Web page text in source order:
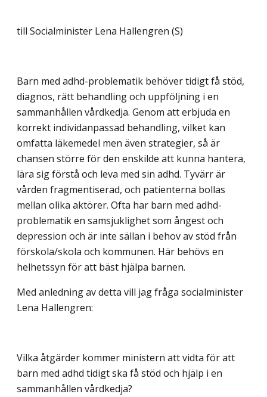
till Socialminister Lena Hallengren (S)
Barn med adhd-problematik behöver tidigt få stöd,
diagnos, rätt behandling och uppföljning i en
sammanhållen vårdkedja. Genom att erbjuda en
korrekt individanpassad behandling, vilket kan
omfatta läkemedel men även strategier, så är
chansen större för den enskilde att kunna hantera,
lära sig förstå och leva med sin adhd. Tyvärr är
vården fragmentiserad, och patienterna bollas
mellan olika aktörer. Ofta har barn med adhd-
problematik en samsjuklighet som ångest och
depression och är inte sällan i behov av stöd från
förskola/skola och kommunen. Här behövs en
helhetssyn för att bäst hjälpa barnen.
Med anledning av detta vill jag fråga socialminister
Lena Hallengren:
Vilka åtgärder kommer ministern att vidta för att
barn med adhd tidigt ska få stöd och hjälp i en
sammanhållen vårdkedja?